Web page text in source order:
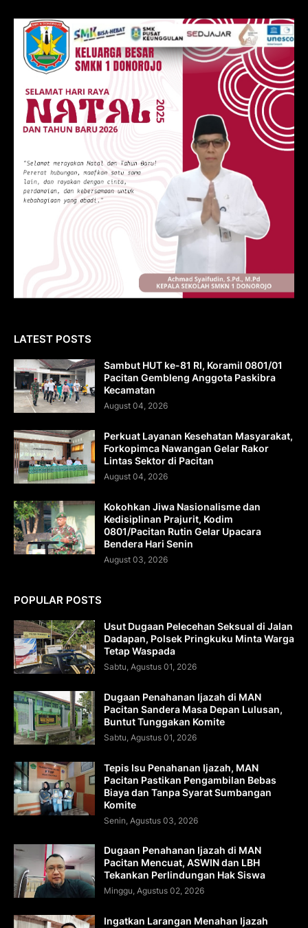
LATEST POSTS
Sambut HUT ke-81 RI, Koramil 0801/01
Pacitan Gembleng Anggota Paskibra
Kecamatan
August 04, 2026
Perkuat Layanan Kesehatan Masyarakat,
Forkopimca Nawangan Gelar Rakor
Lintas Sektor di Pacitan
August 04, 2026
Kokohkan Jiwa Nasionalisme dan
Kedisiplinan Prajurit, Kodim
0801/Pacitan Rutin Gelar Upacara
Bendera Hari Senin
August 03, 2026
POPULAR POSTS
Usut Dugaan Pelecehan Seksual di Jalan
Dadapan, Polsek Pringkuku Minta Warga
Tetap Waspada
Sabtu, Agustus 01, 2026
Dugaan Penahanan Ijazah di MAN
Pacitan Sandera Masa Depan Lulusan,
Buntut Tunggakan Komite
Sabtu, Agustus 01, 2026
Tepis Isu Penahanan Ijazah, MAN
Pacitan Pastikan Pengambilan Bebas
Biaya dan Tanpa Syarat Sumbangan
Komite
Senin, Agustus 03, 2026
Dugaan Penahanan Ijazah di MAN
Pacitan Mencuat, ASWIN dan LBH
Tekankan Perlindungan Hak Siswa
Minggu, Agustus 02, 2026
Ingatkan Larangan Menahan Ijazah